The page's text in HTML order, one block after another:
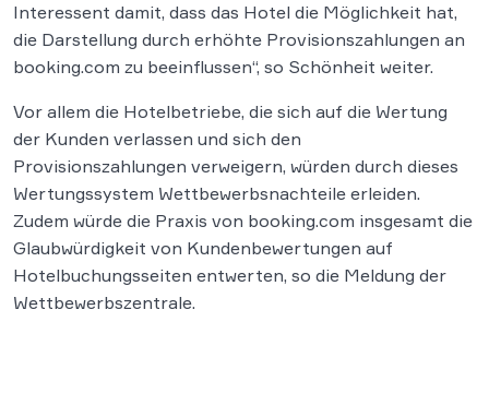
Interessent damit, dass das Hotel die Möglichkeit hat,
die Darstellung durch erhöhte Provisionszahlungen an
booking.com zu beeinflussen“, so Schönheit weiter.
Vor allem die Hotelbetriebe, die sich auf die Wertung
der Kunden verlassen und sich den
Provisionszahlungen verweigern, würden durch dieses
Wertungssystem Wettbewerbsnachteile erleiden.
Zudem würde die Praxis von booking.com insgesamt die
Glaubwürdigkeit von Kundenbewertungen auf
Hotelbuchungsseiten entwerten, so die Meldung der
Wettbewerbszentrale.